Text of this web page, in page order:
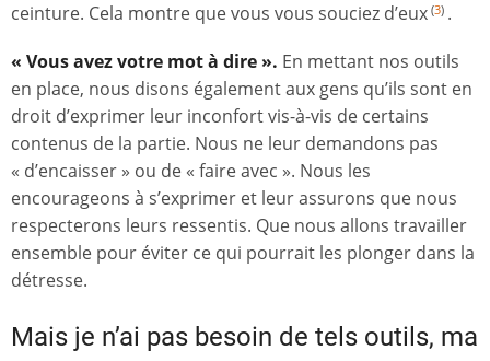
ceinture. Cela montre que vous vous souciez d’eux (3) .
« Vous avez votre mot à dire ». En mettant nos outils
en place, nous disons également aux gens qu’ils sont en
droit d’exprimer leur inconfort vis-à-vis de certains
contenus de la partie. Nous ne leur demandons pas
« d’encaisser » ou de « faire avec ». Nous les
encourageons à s’exprimer et leur assurons que nous
respecterons leurs ressentis. Que nous allons travailler
ensemble pour éviter ce qui pourrait les plonger dans la
détresse.
Mais je n’ai pas besoin de tels outils, ma